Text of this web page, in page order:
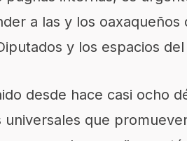
a las y los oaxaqueños
y los espacios
desde hace casi ocho
que